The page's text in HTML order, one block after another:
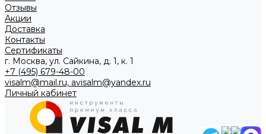
Отзывы
Акции
Доставка
Контакты
Сертификаты
г. Москва, ул. Сайкина, д. 1, к. 1
+7 (495) 679-48-00
visalm@mail.ru, avisalm@yandex.ru
Личный кабинет